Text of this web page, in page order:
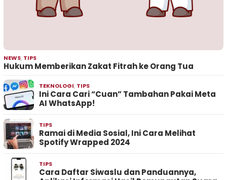
NEWS, TIPS
Hukum Memberikan Zakat Fitrah ke Orang Tua
TEKNOLOGI, TIPS
Ini Cara Cari “Cuan” Tambahan Pakai Meta
AI WhatsApp!
TIPS
Ramai di Media Sosial, Ini Cara Melihat
Spotify Wrapped 2024
TIPS
Cara Daftar Siwaslu dan Panduannya,